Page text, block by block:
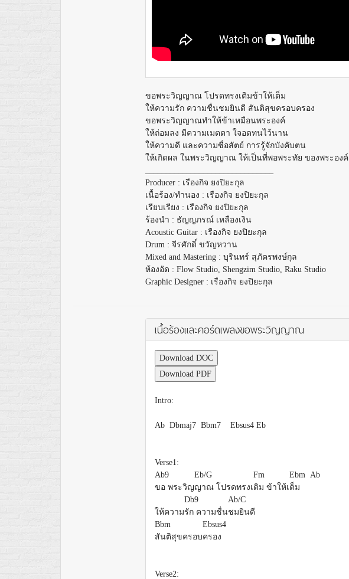
ขอพระวิญญาณ โปรดทรงเติมข้าให้เต็ม
ให้ความรัก ความชื่นชมยินดี สันติสุขครอบครอง
ขอพระวิญญาณทำให้ข้าเหมือนพระองค์
ให้ถ่อมลง มีความเมตตา ใจอดทนไว้นาน
ให้ความดี และความซื่อสัตย์ การรู้จักบังคับตน
ให้เกิดผล ในพระวิญญาณ ให้เป็นที่พอพระทัย ของพระองค์
Producer : เรืองกิจ ยงปิยะกุล
เนื้อร้อง/ทำนอง : เรืองกิจ ยงปิยะกุล
เรียบเรียง : เรืองกิจ ยงปิยะกุล
ร้องนำ : ธัญญภรณ์ เหลืองเงิน
Acoustic Guitar : เรืองกิจ ยงปิยะกุล
Drum : จีรศักดิ์ ขวัญหวาน
Mixed and Mastering : บุรินทร์​ สุภัครพงษ์กุล
ห้องอัด : Flow Studio, Shengzim Studio, Raku Studio
Graphic Designer : เรืองกิจ ยงปิยะกุล
เนื้อร้องและคอร์ดเพลงขอพระวิญญาณ
Download DOC
Download PDF
Intro:
Ab Dbmaj7 Bbm7 Ebsus4 Eb
Verse1:
Ab9
Eb/G Fm
Ebm Ab
ขอ พระวิญญาณ โปรดทรงเติม ข้าให้เต็ม
Db9
Ab/C
ให้ความรัก ความชื่นชมยินดี
Bbm
Ebsus4
สันติสุขครอบครอง
Verse2: